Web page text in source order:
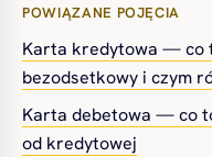
POWIĄZANE POJĘCIA
Karta kredytowa — co
bezodsetkowy i czym
Karta debetowa — co
od kredytowej